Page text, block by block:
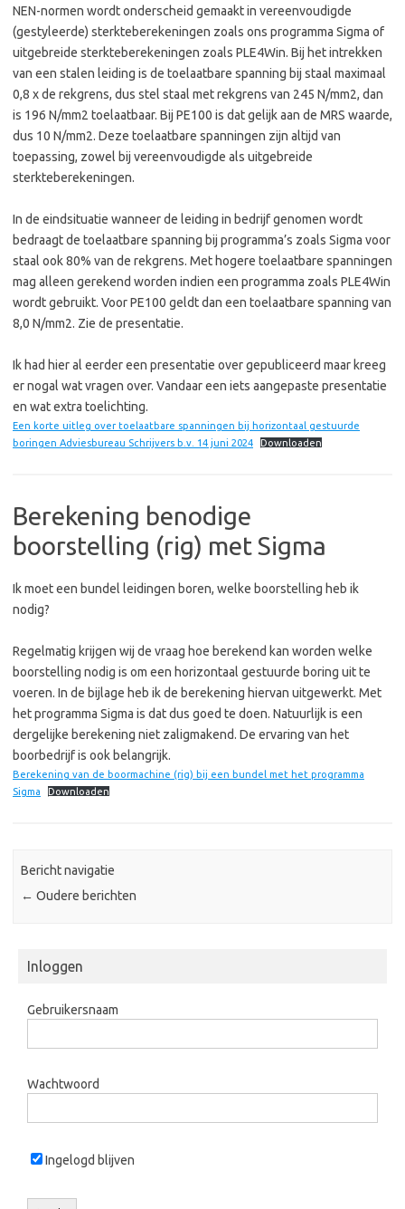
NEN-normen wordt onderscheid gemaakt in vereenvoudigde
(gestyleerde) sterkteberekeningen zoals ons programma Sigma of
uitgebreide sterkteberekeningen zoals PLE4Win. Bij het intrekken
van een stalen leiding is de toelaatbare spanning bij staal maximaal
0,8 x de rekgrens, dus stel staal met rekgrens van 245 N/mm2, dan
is 196 N/mm2 toelaatbaar. Bij PE100 is dat gelijk aan de MRS waarde,
dus 10 N/mm2. Deze toelaatbare spanningen zijn altijd van
toepassing, zowel bij vereenvoudigde als uitgebreide
sterkteberekeningen.
In de eindsituatie wanneer de leiding in bedrijf genomen wordt
bedraagt de toelaatbare spanning bij programma’s zoals Sigma voor
staal ook 80% van de rekgrens. Met hogere toelaatbare spanningen
mag alleen gerekend worden indien een programma zoals PLE4Win
wordt gebruikt. Voor PE100 geldt dan een toelaatbare spanning van
8,0 N/mm2. Zie de presentatie.
Ik had hier al eerder een presentatie over gepubliceerd maar kreeg
er nogal wat vragen over. Vandaar een iets aangepaste presentatie
en wat extra toelichting.
Een korte uitleg over toelaatbare spanningen bij horizontaal gestuurde
boringen Adviesbureau Schrijvers b.v. 14 juni 2024
Downloaden
Berekening benodige
boorstelling (rig) met Sigma
Ik moet een bundel leidingen boren, welke boorstelling heb ik
nodig?
Regelmatig krijgen wij de vraag hoe berekend kan worden welke
boorstelling nodig is om een horizontaal gestuurde boring uit te
voeren. In de bijlage heb ik de berekening hiervan uitgewerkt. Met
het programma Sigma is dat dus goed te doen. Natuurlijk is een
dergelijke berekening niet zaligmakend. De ervaring van het
boorbedrijf is ook belangrijk.
Berekening van de boormachine (rig) bij een bundel met het programma
Sigma
Downloaden
Bericht navigatie
← Oudere berichten
Inloggen
Gebruikersnaam
Wachtwoord
Ingelogd blijven